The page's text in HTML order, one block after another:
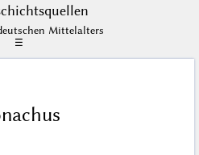
Mittelalters
☰